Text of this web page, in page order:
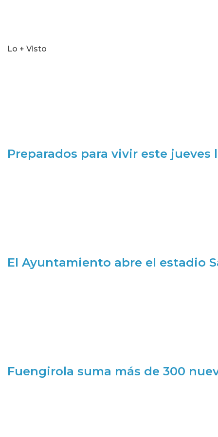
Lo + Visto
Preparados para vivir este jueves
El Ayuntamiento abre el estadio
Fuengirola suma más de 300